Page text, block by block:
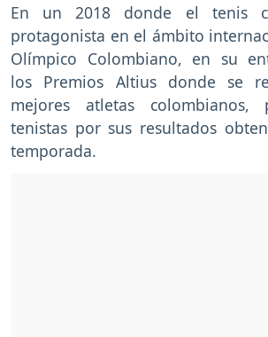
En un 2018 donde el tenis
protagonista en el ámbito
Olímpico Colombiano, en su
los Premios Altius donde se
mejores atletas
tenistas por sus resultados
temporada.